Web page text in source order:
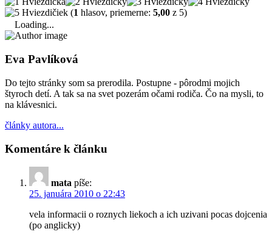
(1 hlasov, priemerne: 5,00 z 5)
Loading...
Eva Pavlíková
Do tejto stránky som sa prerodila. Postupne - pôrodmi mojich
štyroch detí. A tak sa na svet pozerám očami rodiča. Čo na mysli, to
na klávesnici.
články autora...
Komentáre k článku
mata píše:
25. januára 2010 o 22:43
vela informacii o roznych liekoch a ich uzivani pocas dojcenia
(po anglicky)